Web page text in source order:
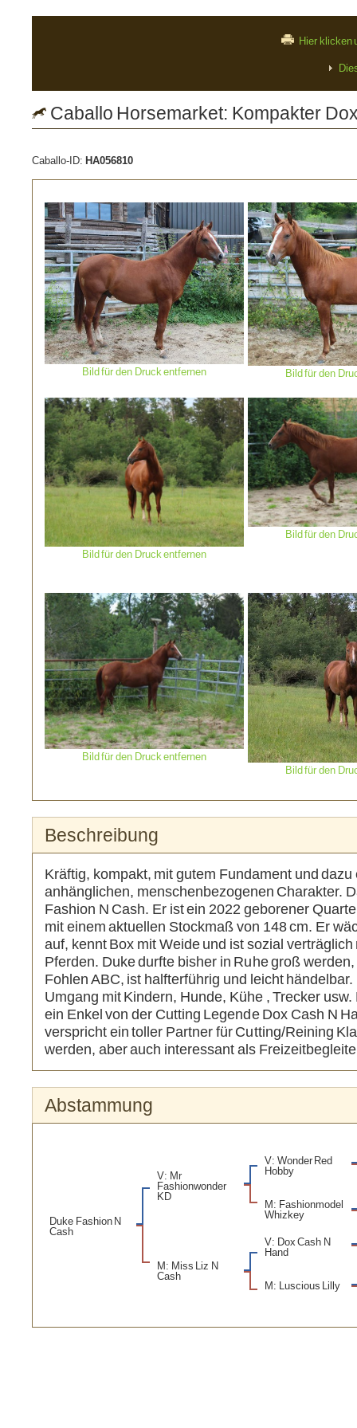
Hier klicken
Caballo Horsemarket: Kompakter
Caballo-ID: HA056810
Bild für den Druck entfernen Bild für den
Bild für den Druck entfernen
Bild für den
Bild für den Druck entfernen
Bild für den
Beschreibung
Kräftig, kompakt, mit gutem Fundament und dazu
anhänglichen, menschenbezogenen Charakter.
Fashion N Cash. Er ist ein 2022 geborener
mit einem aktuellen Stockmaß von 148 cm. Er
auf, kennt Box mit Weide und ist sozial
Pferden. Duke durfte bisher in Ruhe groß
Fohlen ABC, ist halfterführig und leicht
Umgang mit Kindern, Hunde, Kühe , Trecker usw.
ein Enkel von der Cutting Legende Dox Cash N
verspricht ein toller Partner für Cutting/Reining
werden, aber auch interessant als
Abstammung
Duke Fashion N
Cash
V: Mr
Fashionwonder
KD
V: Wonder Red
Hobby
M: Fashionmodel
Whizkey
M: Miss Liz N
Cash
V: Dox Cash N
Hand
M: Luscious Lilly